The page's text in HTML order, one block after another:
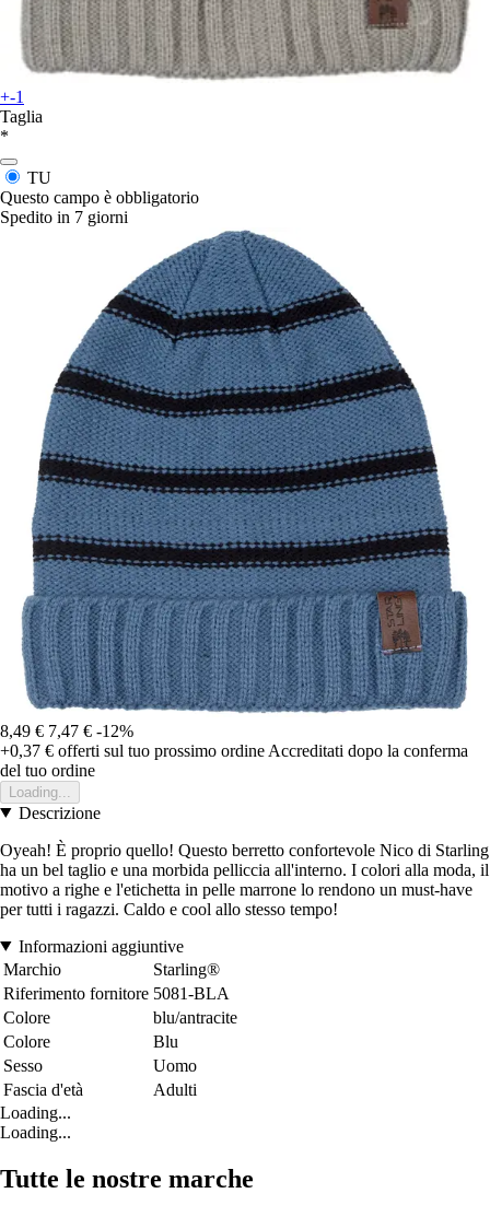
+-1
Taglia
*
TU
Questo campo è obbligatorio
Spedito in 7 giorni
8,49 € 7,47 € -12%
+0,37 € offerti sul tuo prossimo ordine Accreditati dopo la conferma
del tuo ordine
Loading...
Descrizione
Oyeah! È proprio quello! Questo berretto confortevole Nico di Starling
ha un bel taglio e una morbida pelliccia all'interno. I colori alla moda, il
motivo a righe e l'etichetta in pelle marrone lo rendono un must-have
per tutti i ragazzi. Caldo e cool allo stesso tempo!
Informazioni aggiuntive
Marchio
Starling®
Riferimento fornitore 5081-BLA
Colore
blu/antracite
Colore
Blu
Sesso
Uomo
Fascia d'età
Adulti
Loading...
Loading...
Tutte le nostre marche